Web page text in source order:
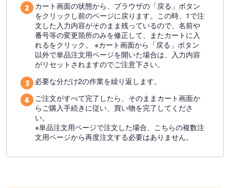
カート画面の状態から、ブラウザの「戻る」ボタン
をクリックし前のページに戻ります。この時、1で注
文した入力内容がそのまま残っているので、名前や
番号等の変更箇所のみを修正して、またカートに入
れるをクリック。 ※カート画面から「戻る」ボタン
以外で単品注文用ページを開いた場合は、入力内容
がリセットされますのでご注意下さい。
必要な分だけ2の作業を繰り返します。
ご注文がすべて完了したら、そのままカート画面か
らご購入手続きに従い、買い物を完了してくださ
い。
※単品注文用ページで注文した場合、こちらの複数注
文用ページから再度注文する必要はありません。